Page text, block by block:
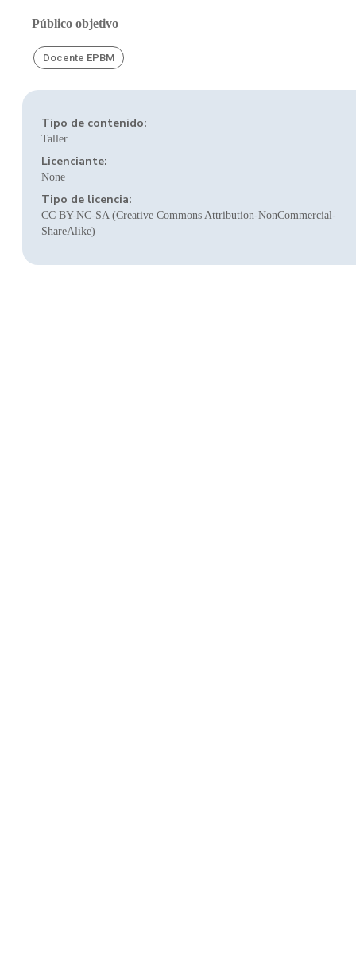
Público objetivo
Docente EPBM
Tipo de contenido:
Taller
Licenciante:
None
Tipo de licencia:
CC BY-NC-SA (Creative Commons Attribution-NonCommercial-
ShareAlike)